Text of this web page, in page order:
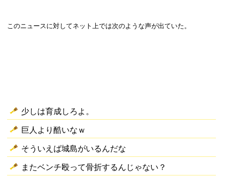
このニュースに対してネット上では次のような声が出ていた。
少しは育成しろよ。
巨人より酷いなｗ
そういえば城島がいるんだな
またベンチ殴って骨折するんじゃない？